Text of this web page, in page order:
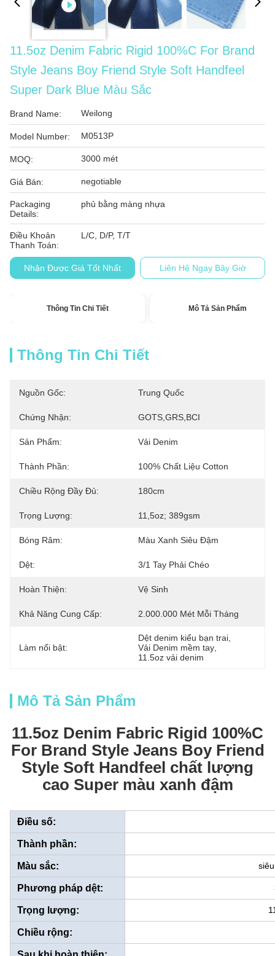
11.5oz Denim Fabric Rigid 100%C For Brand
Style Jeans Boy Friend Style Soft Handfeel
Super Dark Blue Màu Sắc
Brand Name: Weilong
Model Number: M0513P
MOQ: 3000 mét
Giá Bán: negotiable
Packaging
Details:
phủ bằng màng nhựa
Điều Khoản
Thanh Toán:
L/C, D/P, T/T
Nhận Được Giá Tốt Nhất Liên Hệ Ngay Bây Giờ
Thông Tin Chi Tiết Mô Tả Sản Phẩm
Thông Tin Chi Tiết
Nguồn Gốc: Trung Quốc
Chứng Nhận: GOTS,GRS,BCI
Sản Phẩm: Vải Denim
Thành Phần: 100% Chất Liệu Cotton
Chiều Rộng Đầy Đủ: 180cm
Trọng Lượng: 11,5oz; 389gsm
Bóng Râm: Màu Xanh Siêu Đậm
Dệt: 3/1 Tay Phải Chéo
Hoàn Thiện: Vệ Sinh
Khả Năng Cung Cấp: 2.000.000 Mét Mỗi Tháng
Làm nổi bật:
Dệt denim kiểu bạn trai
Vải Denim mềm tay
11.5oz vải denim
Mô Tả Sản Phẩm
11.5oz Denim Fabric Rigid 100%C
For Brand Style Jeans Boy Friend
Style Soft Handfeel chất lượng
cao Super màu xanh đậm
Điều số:
Thành phần:
Màu sắc:
Phương pháp dệt:
Trọng lượng:
Chiều rộng: